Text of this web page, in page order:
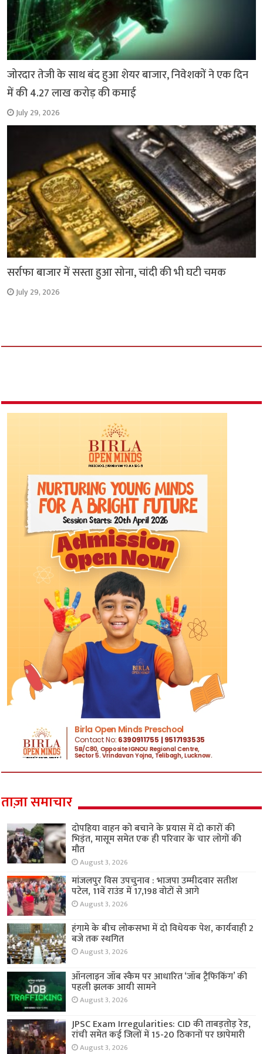
जोरदार तेजी के साथ बंद हुआ शेयर बाजार, निवेशकों ने एक दिन
में की 4.27 लाख करोड़ की कमाई
July 29, 2026
सर्राफा बाजार में सस्ता हुआ सोना, चांदी की भी घटी चमक
July 29, 2026
ताज़ा समाचार
दोपहिया वाहन को बचाने के प्रयास में दो कारों की
भिड़ंत, मासूम समेत एक ही परिवार के चार लोगों की
मौत
August 3, 2026
मांजलपुर विस उपचुनाव : भाजपा उम्मीदवार सतीश
पटेल, 11वें राउंड में 17,198 वोटों से आगे
August 3, 2026
हंगामे के बीच लोकसभा में दो विधेयक पेश, कार्यवाही 2
बजे तक स्थगित
August 3, 2026
ऑनलाइन जॉब स्कैम पर आधारित ‘जॉब ट्रैफिकिंग’ की
पहली झलक आयी सामने
August 3, 2026
JPSC Exam Irregularities: CID की ताबड़तोड़ रेड,
रांची समेत कई जिलों में 15-20 ठिकानों पर छापेमारी
August 3, 2026